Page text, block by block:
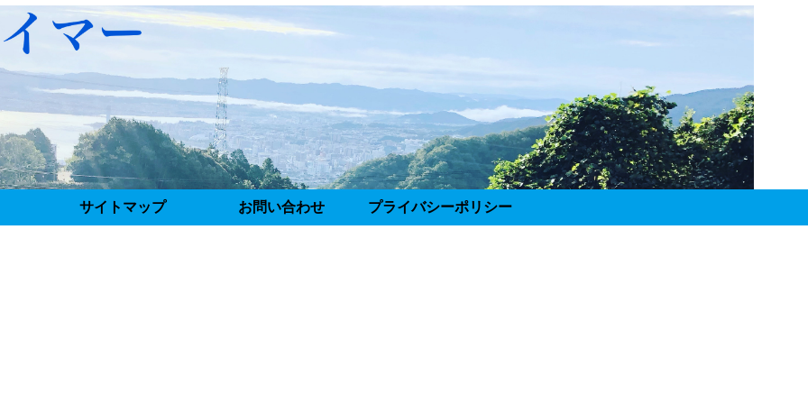
サイトマップ お問い合わせ プライバシーポリシー